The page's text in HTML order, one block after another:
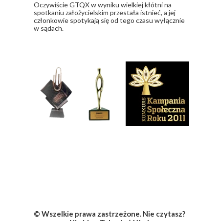
​Oczywiście GTQX w wyniku wielkiej kłótni na
spotkaniu założycielskim przestała istnieć, a jej
członkowie spotykają się od tego czasu wyłącznie
w sądach.
© Wszelkie prawa zastrzeżone. Nie czytasz?